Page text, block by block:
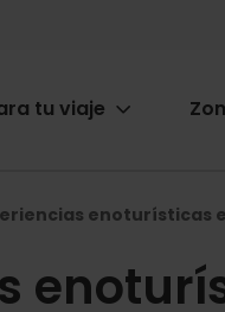
tu viaje
enoturísticas